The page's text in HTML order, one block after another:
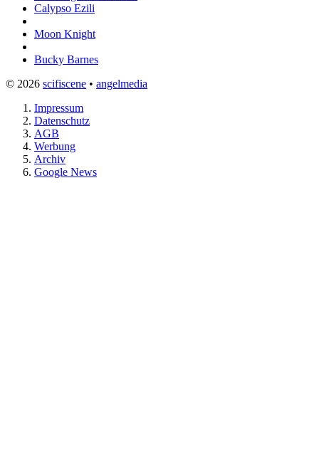
Calypso Ezili
Moon Knight
Bucky Barnes
© 2026 scifiscene • angelmedia
Impressum
Datenschutz
AGB
Werbung
Archiv
Google News